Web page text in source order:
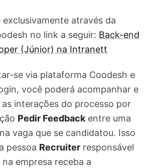
através da
no link a seguir: Back-end
(Júnior) na Intranett
se via plataforma Coodesh e
você poderá acompanhar e
interações do processo por
Pedir Feedback entre uma
vaga que se candidatou. Isso
pessoa Recruiter responsável
empresa receba a